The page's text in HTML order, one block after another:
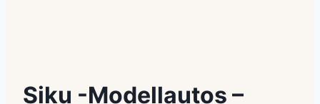
Siku -Modellautos –